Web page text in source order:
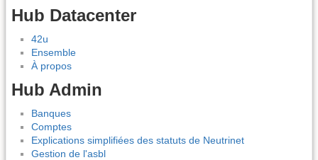
Hub Datacenter
42u
Ensemble
À propos
Hub Admin
Banques
Comptes
Explications simplifiées des statuts de Neutrinet
Gestion de l'asbl